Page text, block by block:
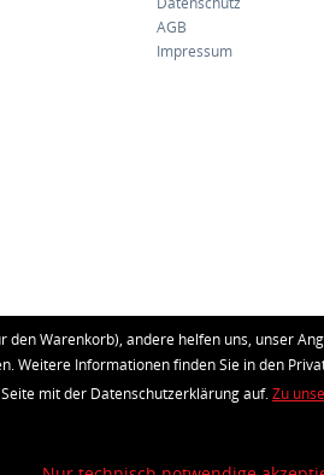
AGB
Impressum
Warenkorb), andere helfen uns, unser
Weitere Informationen finden Sie in den
mit der Datenschutzerklärung auf.Zu